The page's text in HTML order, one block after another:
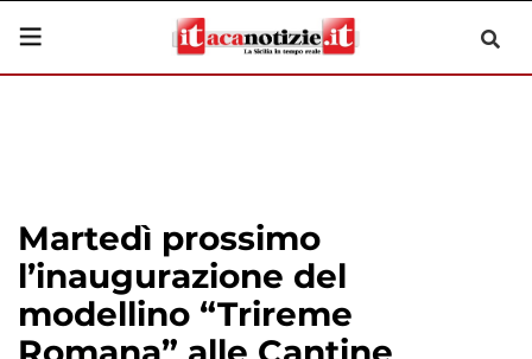
Martedì prossimo
l’inaugurazione del
modellino “Trireme